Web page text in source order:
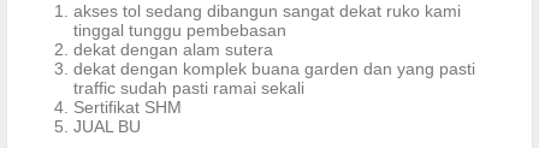
akses tol sedang dibangun sangat dekat ruko kami
tinggal tunggu pembebasan
dekat dengan alam sutera
dekat dengan komplek buana garden dan yang pasti
traffic sudah pasti ramai sekali
Sertifikat SHM
JUAL BU